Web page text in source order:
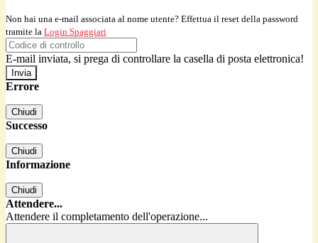
Non hai una e-mail associata al nome utente? Effettua il reset della password
tramite la Login Spaggiari
E-mail inviata, si prega di controllare la casella di posta elettronica!
Errore
Chiudi
Successo
Chiudi
Informazione
Chiudi
Attendere...
Attendere il completamento dell'operazione...